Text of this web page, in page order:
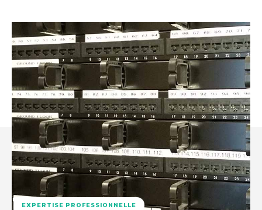
EXPERTISE PROFESSIONNELLE